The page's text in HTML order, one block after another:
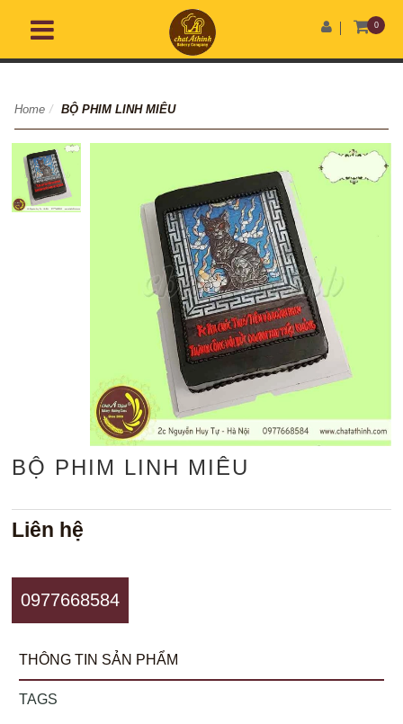
0
Home / BỘ PHIM LINH MIÊU
BỘ PHIM LINH MIÊU
Liên hệ
0977668584
THÔNG TIN SẢN PHẨM
TAGS